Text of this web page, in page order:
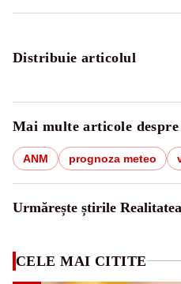
Distribuie articolul
Mai multe articole despre
ANM prognoza meteo
Urmărește știrile
CELE MAI CITITE